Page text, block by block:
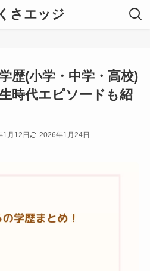
さエッジ
歴(小学・中学・高校)
時代エピソードも紹
1月12日 2026年1月24日